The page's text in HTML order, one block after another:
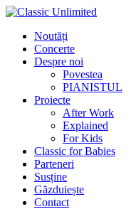
Noutăți
Concerte
Despre noi
Povestea
PIANISTUL
Proiecte
After Work
Explained
For Kids
Classic for Babies
Parteneri
Susține
Găzduiește
Contact